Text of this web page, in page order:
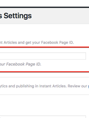
livestream Tiktok